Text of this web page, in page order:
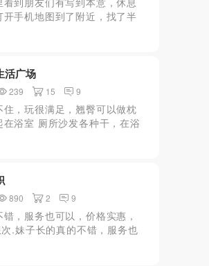
开手机地图到了附近，找了半
环境较小，亮点前台和换鞋
，然后进换衣地方，洗澡地方
活广场
239 15 9
，玩很满足，翘臀可以做枕
浴室 厕所沙发各种干，在浴
妹子叫的好大声好骚好浪，
的深喉技术一定要试试，让
890 2 9
，服务也可以，价格实惠，
.妹子长的真的不错，服务也
600两小时不限次